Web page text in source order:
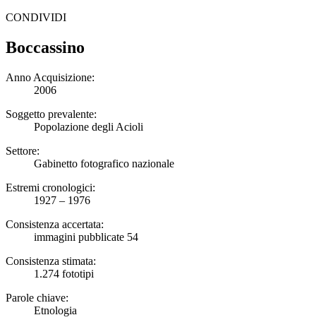
CONDIVIDI
Boccassino
Anno Acquisizione:
2006
Soggetto prevalente:
Popolazione degli Acioli
Settore:
Gabinetto fotografico nazionale
Estremi cronologici:
1927 – 1976
Consistenza accertata:
immagini pubblicate 54
Consistenza stimata:
1.274 fototipi
Parole chiave:
Etnologia